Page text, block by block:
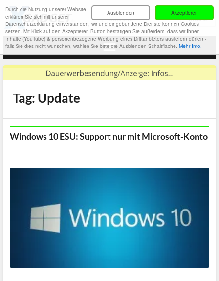
Akzeptieren
Ausblenden
Durch die Nutzung unserer Website
erklären Sie sich mit unserer
Datenschutzerklärung einverstanden, wir und eingebundene Dienste können Cookies
setzen. Mit Klick auf den Akzeptieren-Button bestätigen Sie außerdem, dass wir Ihnen
Inhalte (YouTube) & personenbezogene Werbung eines Drittanbieters ausliefern dürfen -
falls Sie dies nicht wünschen, wählen Sie bitte die Ausblenden-Schaltfläche. Mehr Info.
Tag: Update
Windows 10 ESU: Support nur mit Microsoft-Konto